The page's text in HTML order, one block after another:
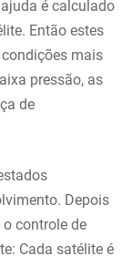
é calculado
Então estes
mais
pressão, as
de
Depois
controle de
Cada satélite é